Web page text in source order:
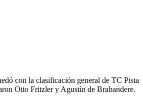
con la clasificación general de TC Pista
Otto Fritzler y Agustín de Brabandere.